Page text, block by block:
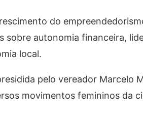
do
sobre autonomia financeira,
local.
pelo vereador Marcelo
movimentos femininos da